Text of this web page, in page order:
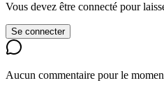
Vous devez être connecté pour
Se connecter
Aucun commentaire pour le